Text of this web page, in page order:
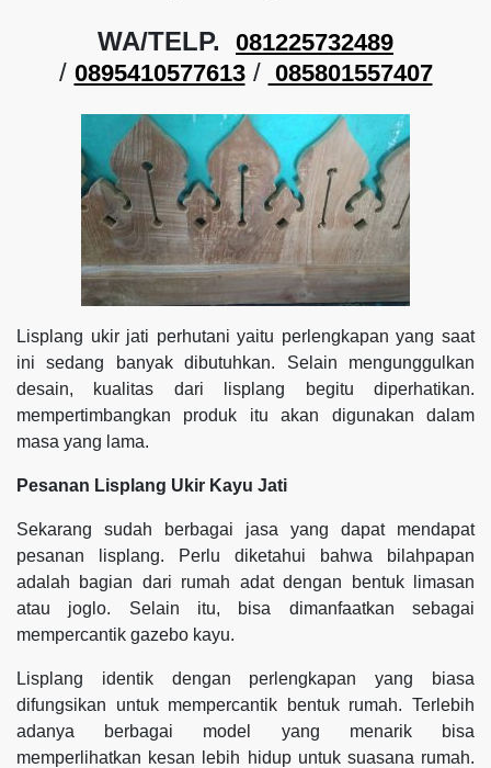
WA/TELP. 081225732489
/ 0895410577613/ 085801557407
Lisplang ukir jati perhutani yaitu perlengkapan yang saat
ini sedang banyak dibutuhkan. Selain mengunggulkan
desain, kualitas dari lisplang begitu diperhatikan.
mempertimbangkan produk itu akan digunakan dalam
masa yang lama.
Pesanan Lisplang Ukir Kayu Jati
Sekarang sudah berbagai jasa yang dapat mendapat
pesanan lisplang. Perlu diketahui bahwa bilahpapan
adalah bagian dari rumah adat dengan bentuk limasan
atau joglo. Selain itu, bisa dimanfaatkan sebagai
mempercantik gazebo kayu.
Lisplang identik dengan perlengkapan yang biasa
difungsikan untuk mempercantik bentuk rumah. Terlebih
adanya berbagai model yang menarik bisa
memperlihatkan kesan lebih hidup untuk suasana rumah.